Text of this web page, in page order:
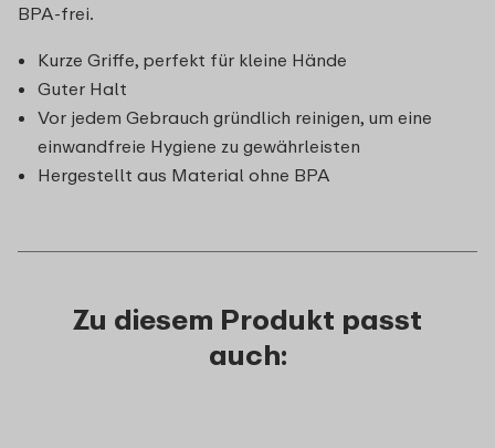
BPA-frei.
Kurze Griffe, perfekt für kleine Hände
Guter Halt
Vor jedem Gebrauch gründlich reinigen, um eine
einwandfreie Hygiene zu gewährleisten
Hergestellt aus Material ohne BPA
Zu diesem Produkt passt
auch: